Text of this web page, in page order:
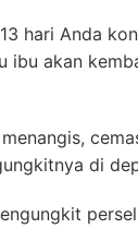
hari Anda
akan
di